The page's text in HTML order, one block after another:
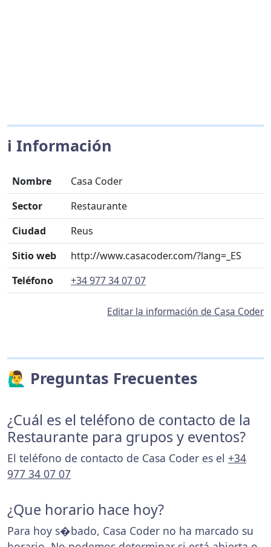
ℹ️ Información
Nombre
Casa Coder
Sector
Restaurante
Ciudad
Reus
Sitio web
http://www.casacoder.com/?lang=_ES
Teléfono
+34 977 34 07 07
Editar la información de Casa Coder
🙋‍♂️ Preguntas Frecuentes
¿Cuál es el teléfono de contacto de la
Restaurante para grupos y eventos?
El teléfono de contacto de Casa Coder es el +34
977 34 07 07
¿Que horario hace hoy?
Para hoy s�bado, Casa Coder no ha marcado su